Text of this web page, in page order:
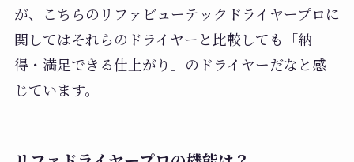
が、こちらのリファビューテックドライヤープロに
関してはそれらのドライヤーと比較しても「納
得・満足できる仕上がり」のドライヤーだなと感
じています。